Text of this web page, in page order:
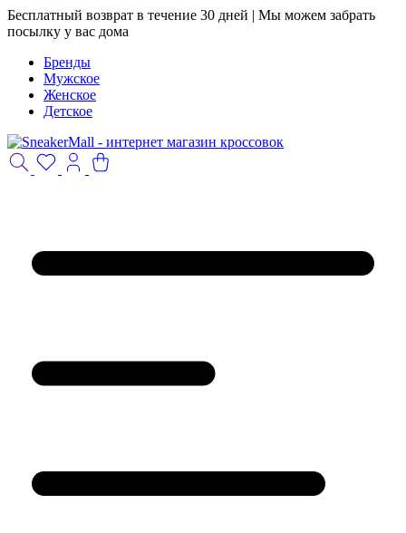
Бесплатный возврат в течение 30 дней | Мы можем забрать
посылку у вас дома
Бренды
Мужское
Женское
Детское